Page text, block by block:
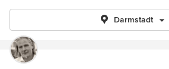
Darmstadt